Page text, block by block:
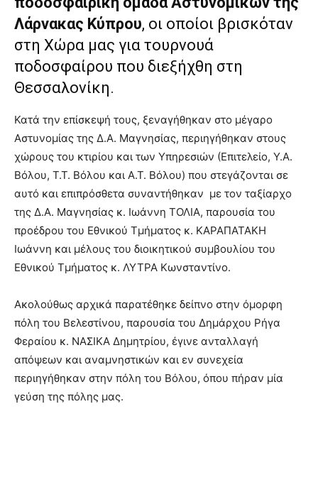
Λάρνακας Κύπρου, οι οποίοι βρισκόταν
στη Χώρα μας για τουρνουά
ποδοσφαίρου που διεξήχθη στη
Θεσσαλονίκη.
Κατά την επίσκεψή τους, ξεναγήθηκαν στο μέγαρο
Αστυνομίας της Δ.Α. Μαγνησίας, περιηγήθηκαν στους
χώρους του κτιρίου και των Υπηρεσιών (Επιτελείο, Υ.Α.
Βόλου, Τ.Τ. Βόλου και Α.Τ. Βόλου) που στεγάζονται σε
αυτό και επιπρόσθετα συναντήθηκαν με τον ταξίαρχο
της Δ.Α. Μαγνησίας κ. Ιωάννη ΤΟΛΙΑ, παρουσία του
προέδρου του Εθνικού Τμήματος κ. ΚΑΡΑΠΑΤΑΚΗ
Ιωάννη και μέλους του διοικητικού συμβουλίου του
Εθνικού Τμήματος κ. ΛΥΤΡΑ Κωνσταντίνο.
Ακολούθως αρχικά παρατέθηκε δείπνο στην όμορφη
πόλη του Βελεστίνου, παρουσία του Δημάρχου Ρήγα
Φεραίου κ. ΝΑΣΙΚΑ Δημητρίου, έγινε ανταλλαγή
απόψεων και αναμνηστικών και εν συνεχεία
περιηγήθηκαν στην πόλη του Βόλου, όπου πήραν μία
γεύση της πόλης μας.